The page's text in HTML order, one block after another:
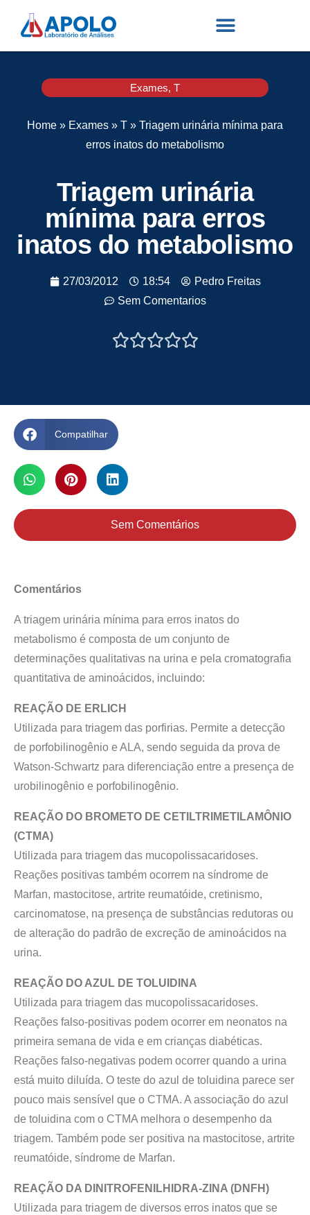
Exames, T
Home » Exames » T » Triagem urinária mínima para
erros inatos do metabolismo
Triagem urinária
mínima para erros
inatos do metabolismo
27/03/2012 18:54
Pedro Freitas
Sem Comentarios

Compatilhar
Sem Comentários
Comentários
A triagem urinária mínima para erros inatos do
metabolismo é composta de um conjunto de
determinações qualitativas na urina e pela cromatografia
quantitativa de aminoácidos, incluindo:
REAÇÃO DE ERLICH
Utilizada para triagem das porfirias. Permite a detecção
de porfobilinogênio e ALA, sendo seguida da prova de
Watson-Schwartz para diferenciação entre a presença de
urobilinogênio e porfobilinogênio.
REAÇÃO DO BROMETO DE CETILTRIMETILAMÔNIO
(CTMA)
Utilizada para triagem das mucopolissacaridoses.
Reações positivas também ocorrem na síndrome de
Marfan, mastocitose, artrite reumatóide, cretinismo,
carcinomatose, na presença de substâncias redutoras ou
de alteração do padrão de excreção de aminoácidos na
urina.
REAÇÃO DO AZUL DE TOLUIDINA
Utilizada para triagem das mucopolissacaridoses.
Reações falso-positivas podem ocorrer em neonatos na
primeira semana de vida e em crianças diabéticas.
Reações falso-negativas podem ocorrer quando a urina
está muito diluída. O teste do azul de toluidina parece ser
pouco mais sensível que o CTMA. A associação do azul
de toluidina com o CTMA melhora o desempenho da
triagem. Também pode ser positiva na mastocitose, artrite
reumatóide, síndrome de Marfan.
REAÇÃO DA DINITROFENILHIDRA-ZINA (DNFH)
Utilizada para triagem de diversos erros inatos que se